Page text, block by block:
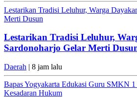
Lestarikan Tradisi Leluhur, Warga
Merti Dusun
Lestarikan Tradisi Leluhur,
Sardonoharjo Gelar Merti
Daerah | 8 jam lalu
Bapas Yogyakarta Edukasi Guru SMKN 1
Kesadaran Hukum